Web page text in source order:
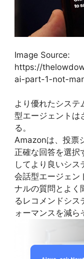
Image Source:
https://
ai-part-1-not-
より優れたシステ
型エージェントは
る。
Amazonは、投票
正確な回答を選択
してより良いシス
会話型エージェン
ナルの質問とよく
るレコメンドシス
ォーマンスを減ら